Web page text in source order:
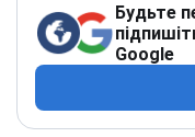
Будьте
Google